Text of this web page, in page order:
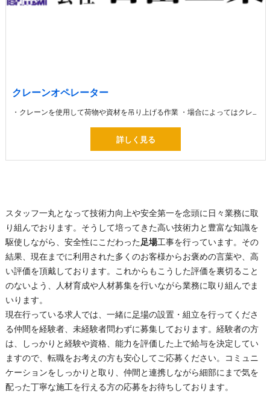
クレーンオペレーター
・クレーンを使用して荷物や資材を吊り上げる作業 ・場合によってはクレーンを利用して高い場所へ大きな建築資材を運びます
詳しく見る
スタッフ一丸となって技術力向上や安全第一を念頭に日々業務に取
り組んでおります。そうして培ってきた高い技術力と豊富な知識を
駆使しながら、安全性にこだわった足場工事を行っています。その
結果、現在までに利用された多くのお客様からお褒めの言葉や、高
い評価を頂戴しております。これからもこうした評価を裏切ること
のないよう、人材育成や人材募集を行いながら業務に取り組んでま
いります。
現在行っている求人では、一緒に足場の設置・組立を行ってくださ
る仲間を経験者、未経験者問わずに募集しております。経験者の方
は、しっかりと経験や資格、能力を評価した上で給与を決定してい
ますので、転職をお考えの方も安心してご応募ください。コミュニ
ケーションをしっかりと取り、仲間と連携しながら細部にまで気を
配った丁寧な施工を行える方の応募をお待ちしております。